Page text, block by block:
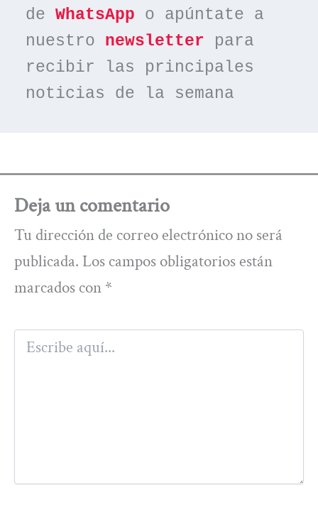
de WhatsApp o apúntate a
nuestro newsletter para
recibir las principales
noticias de la semana
Deja un comentario
Tu dirección de correo electrónico no será
publicada. Los campos obligatorios están
marcados con *
Escribe
aquí...